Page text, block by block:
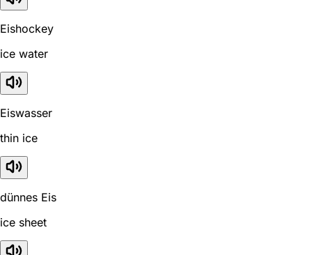
Eishockey
ice water
Eiswasser
thin ice
dünnes Eis
ice sheet